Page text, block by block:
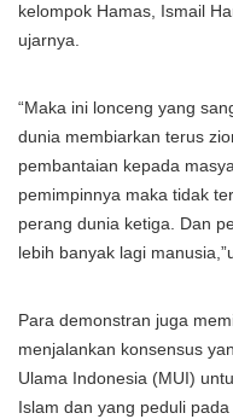
kelompok Hamas, Ismail
ujarnya.
“Maka ini lonceng yang
dunia membiarkan terus
pembantaian kepada
pemimpinnya maka tidak
perang dunia ketiga. Dan
lebih banyak lagi
Para demonstran juga
menjalankan konsensus
Ulama Indonesia (MUI)
Islam dan yang peduli